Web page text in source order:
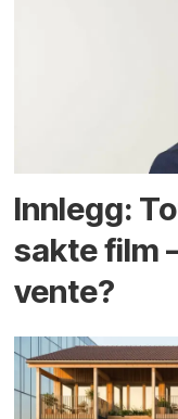
Innlegg:
sakte film
vente?